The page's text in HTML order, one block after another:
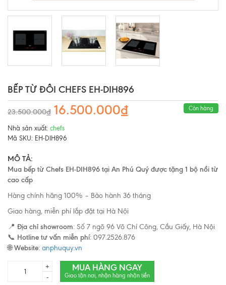
BẾP TỪ ĐÔI CHEFS EH-DIH896
23.500.000₫ 16.500.000₫ Còn hàng
Nhà sản xuất: chefs
Mã SKU: EH-DIH896
MÔ TẢ:
Mua bếp từ Chefs EH-DIH896 tại An Phú Quý được tặng 1 bộ nồi từ
cao cấp
Hàng chính hãng 100% – Bảo hành 36 tháng
Giao hàng, miễn phí lắp đặt tại Hà Nội
📍 Địa chỉ showroom: Số 7 ngõ 96 Võ Chí Công, Cầu Giấy, Hà Nội
📞 Hotline tư vấn miễn phí: 097.2526.876
🌐Website: anphuquy.vn
+
-
MUA HÀNG NGAY
Giao tận nơi, nhận hàng nhận tiền